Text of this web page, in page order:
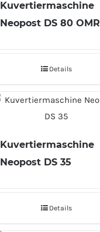
Kuvertiermaschine
Neopost DS 80 OMR
Details
Kuvertiermaschine
Neopost DS 35
Details